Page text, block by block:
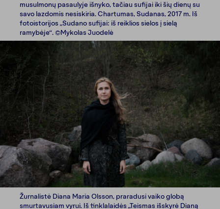
musulmonų pasaulyje išnyko, tačiau sufijai iki šių dienų su
savo lazdomis nesiskiria. Chartumas, Sudanas, 2017 m. Iš
fotoistorijos „Sudano sufijai: iš reiklios sielos į sielą
ramybėje“. ©Mykolas Juodelė
Žurnalistė Diana Maria Olsson, praradusi vaiko globą
smurtavusiam vyrui. Iš tinklalaidės „Teismas išskyrė Dianą